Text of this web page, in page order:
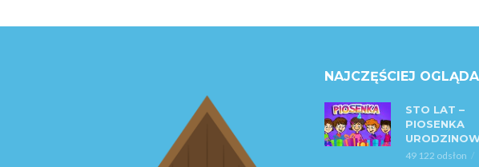
NAJCZĘŚCIEJ
STO LAT –
PIOSENKA
49 122 odsłon